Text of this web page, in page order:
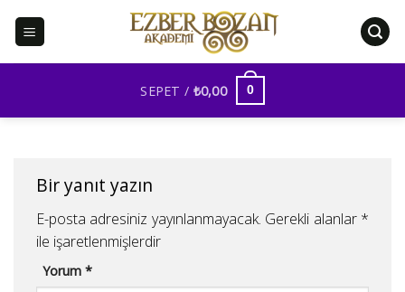
SEPET / ₺0,00 0
Bir yanıt yazın
E-posta adresiniz yayınlanmayacak. Gerekli alanlar *
ile işaretlenmişlerdir
Yorum*